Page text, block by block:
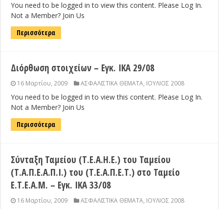
You need to be logged in to view this content. Please Log In.
Not a Member? Join Us
Περισσότερα
Διόρθωση στοιχείων – Εγκ. ΙΚΑ 29/08
16 Μαρτίου, 2009 ΑΣΦΑΛΙΣΤΙΚΑ ΘΕΜΑΤΑ, ΙΟΥΛΙΟΣ 2008
You need to be logged in to view this content. Please Log In.
Not a Member? Join Us
Περισσότερα
Σύνταξη Ταμείου (Τ.Ε.Α.Η.Ε.) του Ταμείου
(Τ.Α.Π.Ε.Α.Π.Ι.) του (Τ.Ε.Α.Π.Ε.Τ.) στο Ταμείο
Ε.Τ.Ε.Α.Μ. – Εγκ. ΙΚΑ 33/08
16 Μαρτίου, 2009 ΑΣΦΑΛΙΣΤΙΚΑ ΘΕΜΑΤΑ, ΙΟΥΛΙΟΣ 2008